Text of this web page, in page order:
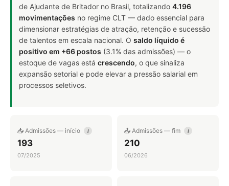
de Ajudante de Britador no Brasil, totalizando 4.196
movimentações no regime CLT — dado essencial para
dimensionar estratégias de atração, retenção e sucessão
de talentos em escala nacional. O saldo líquido é
positivo em +66 postos (3.1% das admissões) — o
estoque de vagas está crescendo, o que sinaliza
expansão setorial e pode elevar a pressão salarial em
processos seletivos.
📥 Admissões — início i
193
07/2025
📤 Admissões — fim i
210
06/2026